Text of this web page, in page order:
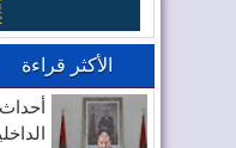
الأكثر قراءة